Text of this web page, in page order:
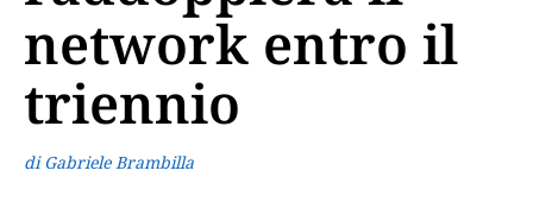
network entro il
triennio
di Gabriele Brambilla